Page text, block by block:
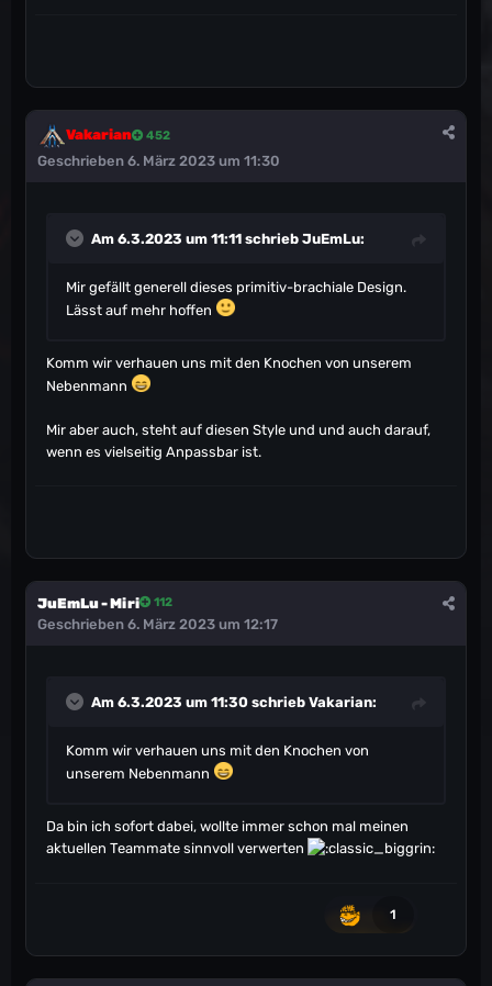
Vakarian 452
Geschrieben 6. März 2023 um 11:30
Am 6.3.2023 um 11:11 schrieb JuEmLu:
Mir gefällt generell dieses primitiv-brachiale Design.
Lässt auf mehr hoffen
Komm wir verhauen uns mit den Knochen von unserem
Nebenmann
Mir aber auch, steht auf diesen Style und und auch darauf,
wenn es vielseitig Anpassbar ist.
JuEmLu - Miri 112
Geschrieben 6. März 2023 um 12:17
Am 6.3.2023 um 11:30 schrieb Vakarian:
Komm wir verhauen uns mit den Knochen von
unserem Nebenmann
Da bin ich sofort dabei, wollte immer schon mal meinen
aktuellen Teammate sinnvoll verwerten
1